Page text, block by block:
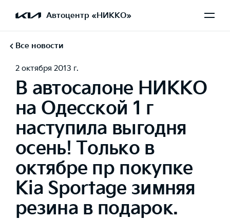
Автоцентр «НИККО»
Все новости
2 октября 2013 г.
В автосалоне НИККО
на Одесской 1 г
наступила выгодня
осень! Только в
октябре пр покупке
Kia Sportage зимняя
резина в подарок.